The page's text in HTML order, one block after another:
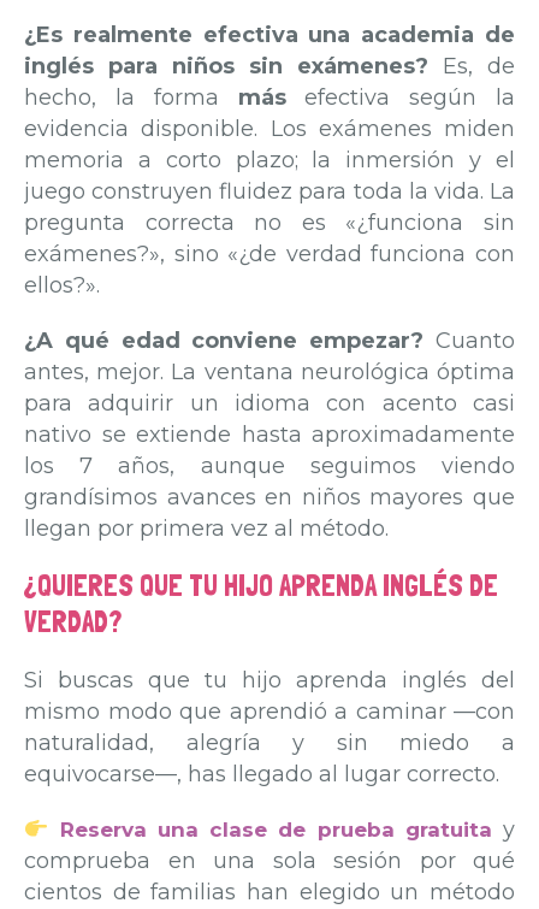
¿Es realmente efectiva una academia de
inglés para niños sin exámenes? Es, de
hecho, la forma másefectiva según la
evidencia disponible. Los exámenes miden
memoria a corto plazo; la inmersión y el
juego construyen fluidez para toda la vida. La
pregunta correcta no es «¿funciona sin
exámenes?», sino «¿de verdad funciona con
ellos?».
¿A qué edad conviene empezar? Cuanto
antes, mejor. La ventana neurológica óptima
para adquirir un idioma con acento casi
nativo se extiende hasta aproximadamente
los 7 años, aunque seguimos viendo
grandísimos avances en niños mayores que
llegan por primera vez al método.
¿QUIERES QUE TU HIJO APRENDA INGLÉS DE
VERDAD?
Si buscas que tu hijo aprenda inglés del
mismo modo que aprendió a caminar —con
naturalidad, alegría y sin miedo a
equivocarse—, has llegado al lugar correcto.
Reserva una clase de prueba gratuita y
comprueba en una sola sesión por qué
cientos de familias han elegido un método